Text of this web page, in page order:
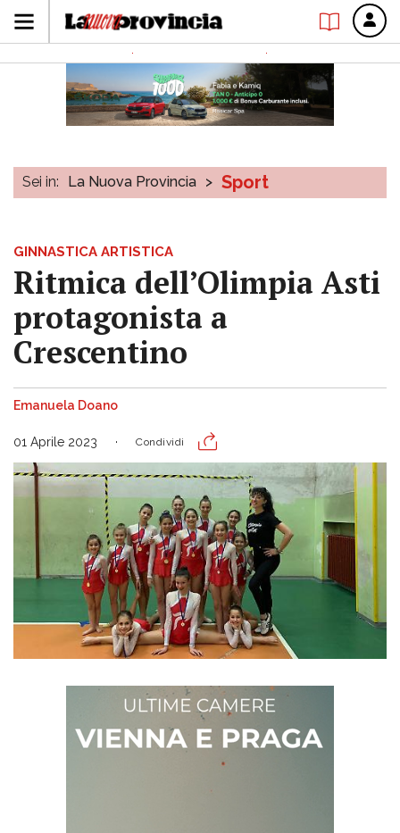
Sei in: La Nuova Provincia > Sport
GINNASTICA ARTISTICA
Ritmica dell’Olimpia Asti
protagonista a
Crescentino
Emanuela Doano
01 Aprile 2023 Condividi